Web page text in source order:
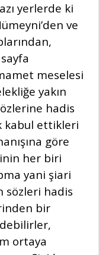
yerlerde ki
ve
meselesi
yakın
hadis
kabul ettikleri
göre
her biri
yani şiari
sözleri hadis
bir
ortaya